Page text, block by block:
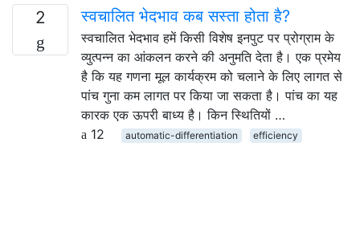
2 स्वचालित भेदभाव कब सस्ता होता है?
स्वचालित भेदभाव हमें किसी विशेष इनपुट पर प्रोग्राम के
व्युत्पन्न का आंकलन करने की अनुमति देता है। एक प्रमेय
है कि यह गणना मूल कार्यक्रम को चलाने के लिए लागत से
पांच गुना कम लागत पर किया जा सकता है। पांच का यह
कारक एक ऊपरी बाध्य है। किन स्थितियों …
12
automatic-differentiation efficiency